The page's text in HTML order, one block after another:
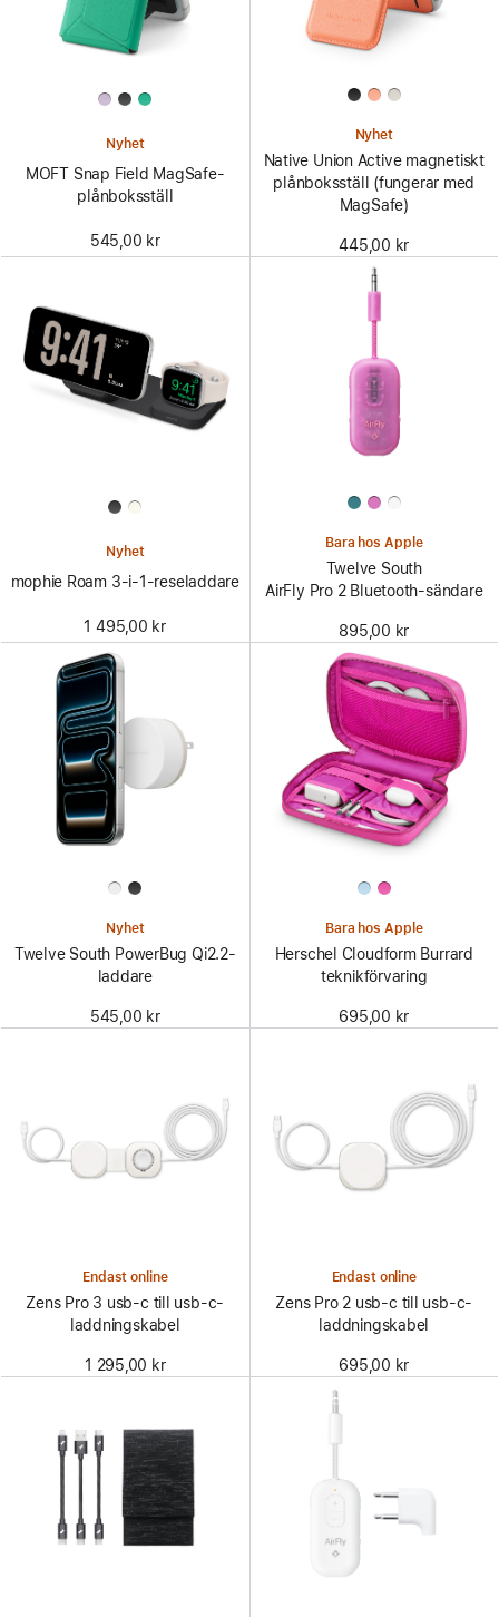
Nyhet
MOFT Snap Field MagSafe-
plånboksställ
545,00 kr
Nyhet
Native Union Active magnetiskt
plånboksställ (fungerar med
MagSafe)
445,00 kr
Nyhet
mophie Roam 3-i-1-reseladdare
1 495,00 kr
Bara hos Apple
Twelve South
AirFly Pro 2 Bluetooth-sändare
895,00 kr
Nyhet
Twelve South PowerBug Qi2.2-
laddare
545,00 kr
Bara hos Apple
Herschel Cloudform Burrard
teknikförvaring
695,00 kr
Endast online
Zens Pro 3 usb-c till usb-c-
laddningskabel
1 295,00 kr
Endast online
Zens Pro 2 usb-c till usb-c-
laddningskabel
695,00 kr